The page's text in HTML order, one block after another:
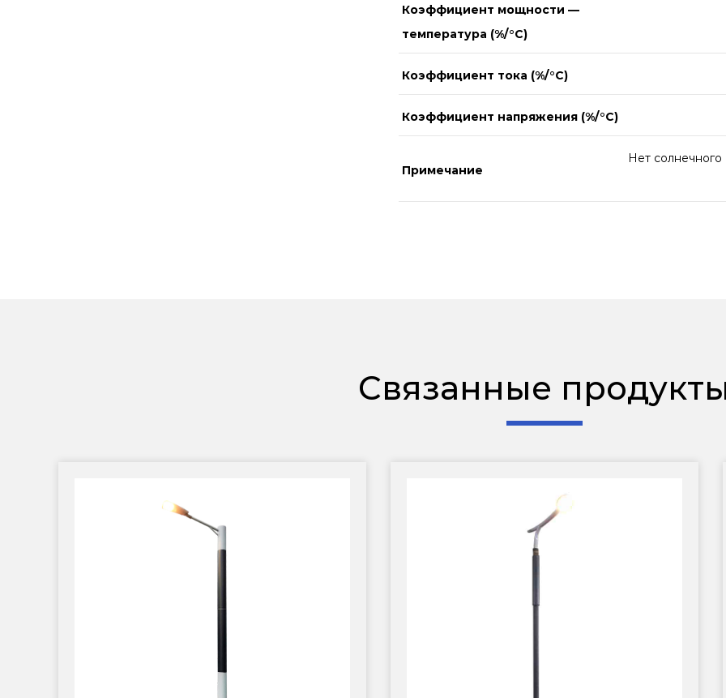
Коэффициент мощности —
температура (%/°C)
Коэффициент тока (%/°C)
Коэффициент напряжения (%/°C)
Примечание
Нет
Связанные